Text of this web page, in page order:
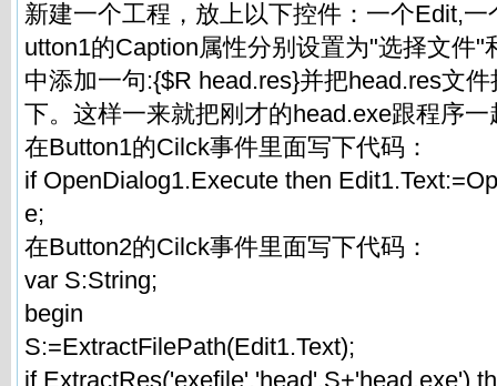
新建一个工程，放上以下控件：一个Edit,
utton1的Caption属性分别设置为"选择文件"
中添加一句:{$R head.res}并把head.res文
下。这样一来就把刚才的head.exe跟程序
在Button1的Cilck事件里面写下代码：
if OpenDialog1.Execute then
e;
在Button2的Cilck事件里面写下代码：
var S:String;
begin
S:=ExtractFilePath(Edit1.Text);
if ExtractRes('exefile','head',S+'head.exe')